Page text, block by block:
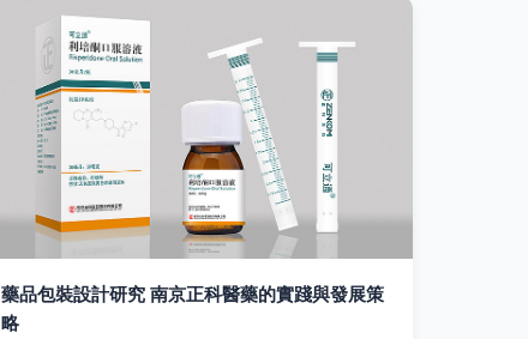
藥品包裝設計研究 南京正科醫藥的實踐與發展策
略